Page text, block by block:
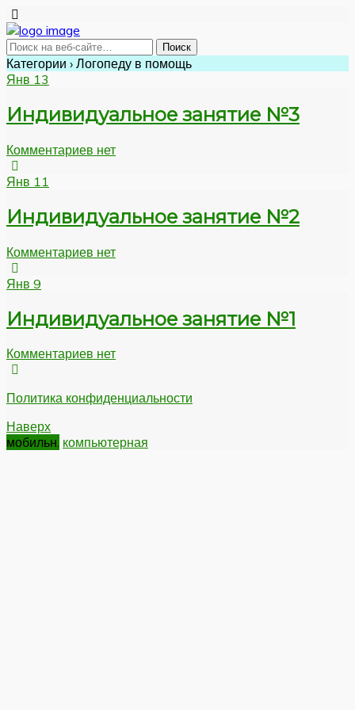
Категории › Логопеду в помощь
Янв 13
Индивидуальное занятие №3
Комментариев нет
Янв 11
Индивидуальное занятие №2
Комментариев нет
Янв 9
Индивидуальное занятие №1
Комментариев нет
Политика конфиденциальности
Наверх
мобильн. компьютерная